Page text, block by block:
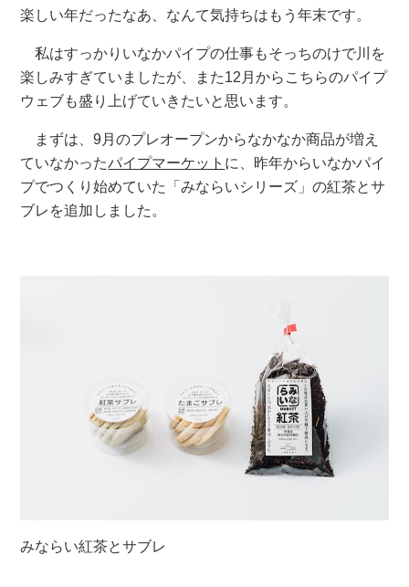
楽しい年だったなあ、なんて気持ちはもう年末です。
私はすっかりいなかパイプの仕事もそっちのけで川を
楽しみすぎていましたが、また12月からこちらのパイプ
ウェブも盛り上げていきたいと思います。
まずは、9月のプレオープンからなかなか商品が増え
ていなかったパイプマーケット に、昨年からいなかパイ
プでつくり始めていた「みならいシリーズ」の紅茶とサ
ブレを追加しました。
みならい紅茶とサブレ